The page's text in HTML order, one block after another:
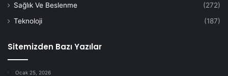
Sağlık Ve Beslenme
(272)
Teknoloji
(187)
Sitemizden Bazı Yazılar
Ocak 25, 2026